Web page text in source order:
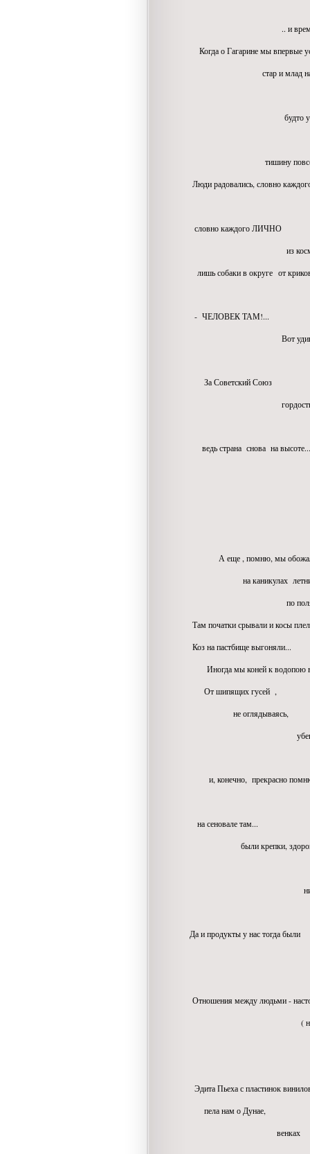
.. и время
Когда о Гагарине мы впервые
стар и млад на
будто увидеть
тишину
Люди радовались, словно
словно каждого ЛИЧНО
из космоса
лишь собаки в округе от
- ЧЕЛОВЕК ТАМ!...
Вот удивили,
За Советский Союз
гордостью
ведь страна снова на высоте...
А еще , помню, мы
на каникулах летних в
по полям
Там початки срывали и косы
Коз на пастбище выгоняли...
Иногда мы коней к водопою
От шипящих гусей ,
не оглядываясь,
и, конечно, прекрасно
на сеновале там...
были крепки,
никогда не
Да и продукты у нас тогда были
Отношения между людьми -
( не
Эдита Пьеха с пластинок
пела нам о Дунае,
венках